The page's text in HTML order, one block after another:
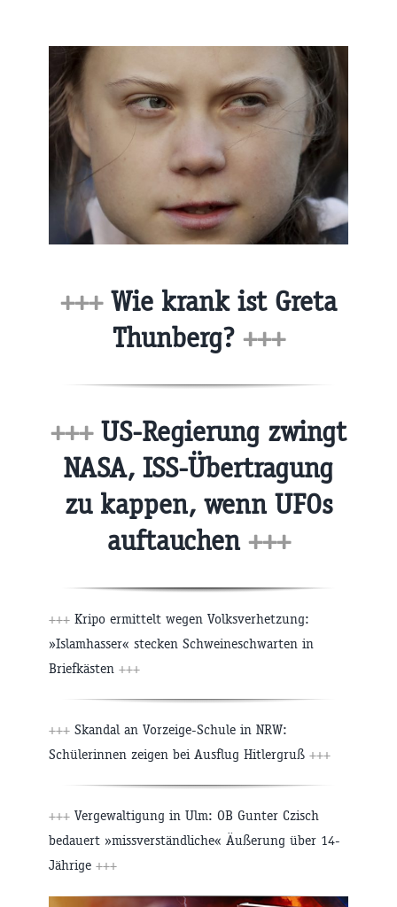
+++Wie krank ist Greta
Thunberg? +++
+++US-Regierung zwingt
NASA, ISS-Übertragung
zu kappen, wenn UFOs
auftauchen +++
+++ Kripo ermittelt wegen Volksverhetzung:
»Islamhasser« stecken Schweineschwarten in
Briefkästen +++
+++ Skandal an Vorzeige-Schule in NRW:
Schülerinnen zeigen bei Ausflug Hitlergruß +++
+++ Vergewaltigung in Ulm: OB Gunter Czisch
bedauert »missverständliche« Äußerung über 14-
Jährige +++